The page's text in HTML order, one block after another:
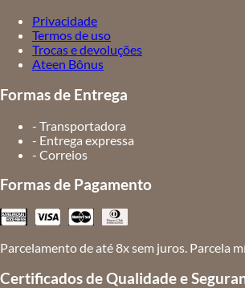
Privacidade
Termos de uso
Trocas e devoluções
Ateen Bônus
Formas de Entrega
- Transportadora
- Entrega expressa
- Correios
Formas de Pagamento
Parcelamento de até 8x sem juros. Parcela
Certificados de Qualidade e